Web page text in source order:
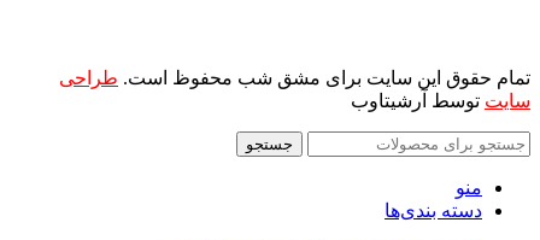
تمام حقوق این سایت برای مشق شب محفوظ است. طراحی
سایت توسط آرشیتاوب
جستجو
منو
دسته بندی‌ها